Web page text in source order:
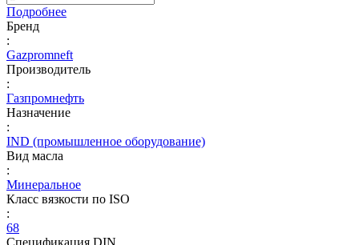
Подробнее
Бренд
:
Gazpromneft
Производитель
:
Газпромнефть
Назначение
:
IND (промышленное оборудование)
Вид масла
:
Минеральное
Класс вязкости по ISO
:
68
Спецификация DIN